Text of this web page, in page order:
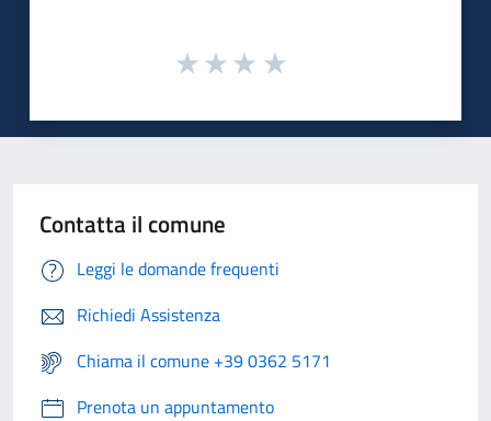
Contatta il comune
Leggi le domande frequenti
Richiedi Assistenza
Chiama il comune +39 0362 5171
Prenota un appuntamento